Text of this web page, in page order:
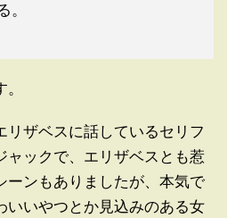
。
リザベスに話しているセリフ
ャックで、エリザベスとも惹
ーンもありましたが、本気で
いいやつとか見込みのある女